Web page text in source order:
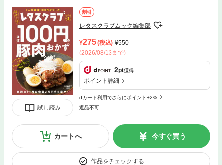
試し読み
割引
レタスクラブムック編集部
275(税込)
550
(2026/08/13まで)
2pt獲得
ポイント詳細
dカード利用でさらにポイント+2%
返品不可
カートへ 今すぐ買う
作品をチェックする